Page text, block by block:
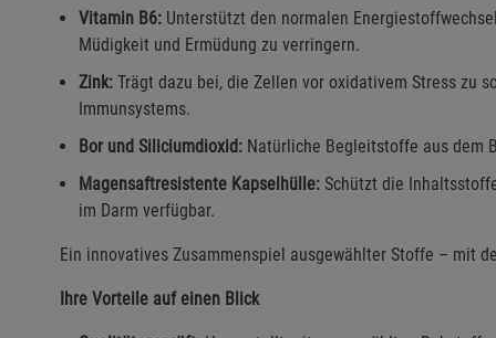
Vitamin B6: Unterstützt den normalen
Müdigkeit und Ermüdung zu verringern.
Zink: Trägt dazu bei, die Zellen vor oxidativem Stress zu
Immunsystems.
Bor und Siliciumdioxid: Natürliche Begleitstoffe aus dem
Magensaftresistente Kapselhülle: Schützt die
im Darm verfügbar.
Ein innovatives Zusammenspiel ausgewählter Stoffe – mit
Ihre Vorteile auf einen Blick